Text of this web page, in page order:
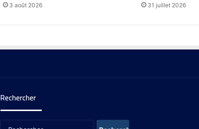
3 août 2026 31 juillet 2026
Rechercher